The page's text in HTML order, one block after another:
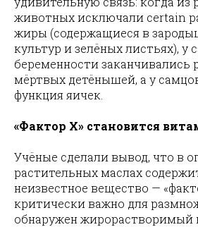
животных исключали certain
жиры (содержащиеся в
культур и зелёных листьях), у
беременности заканчивались
мёртвых детёнышей, а у
функция яичек.
«Фактор X» становится
Учёные сделали вывод, что в
растительных маслах
неизвестное вещество —
критически важно для
обнаружен жирорастворимый